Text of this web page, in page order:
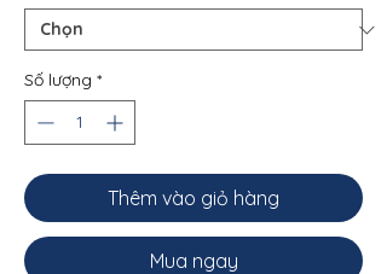
Số lượng *
Thêm vào giỏ hàng
Mua ngay